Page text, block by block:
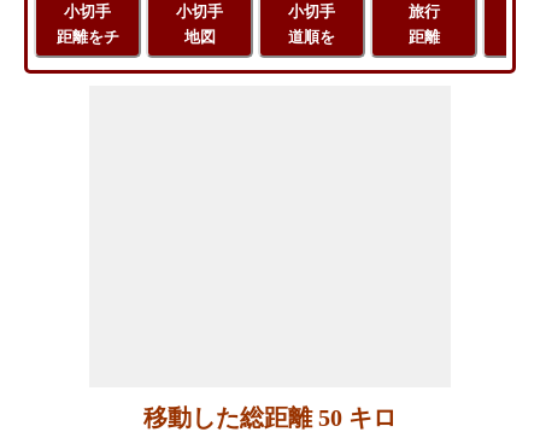
小切手
距離をチ
小切手
地図
小切手
道順を
旅行
距離
移動した総距離 50 キロ